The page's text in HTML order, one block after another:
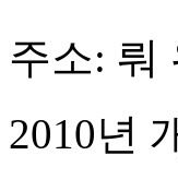
주소: 뤄
2010년